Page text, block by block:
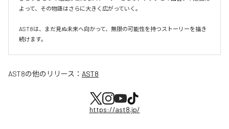
よって、その物語はさらに大きく広がっていく。
AST8は、まだ見ぬ未来へ向かって、無限の可能性を持つストーリーを描き
続けます。
AST8の他のリリース： AST8
https://ast8.jp/